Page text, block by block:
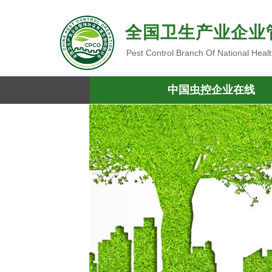
全国卫生产业企
Pest Control Branch Of National
中国虫控企业在线